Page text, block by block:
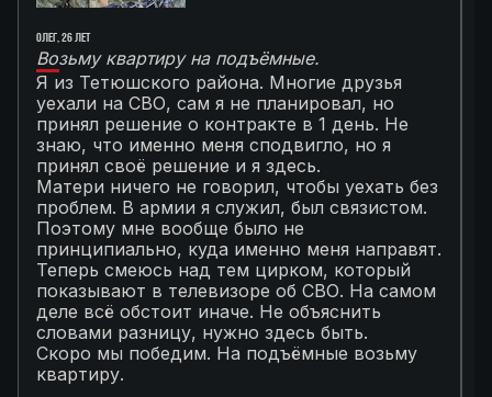
Олег, 26 лет
Возьму квартиру на подъёмные.
Я из Тетюшского района. Многие друзья
уехали на СВО, сам я не планировал, но
принял решение о контракте в 1 день. Не
знаю, что именно меня сподвигло, но я
принял своё решение и я здесь.
Матери ничего не говорил, чтобы уехать без
проблем. В армии я служил, был связистом.
Поэтому мне вообще было не
принципиально, куда именно меня направят.
Теперь смеюсь над тем цирком, который
показывают в телевизоре об СВО. На самом
деле всё обстоит иначе. Не объяснить
словами разницу, нужно здесь быть.
Скоро мы победим. На подъёмные возьму
квартиру.